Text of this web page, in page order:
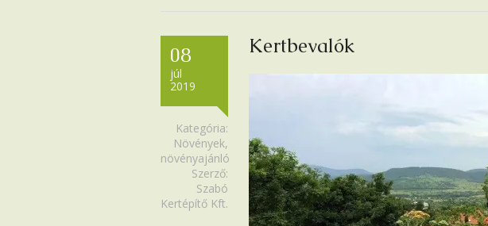
08
júl
2019
Kategória:
Növények,
növényajánló
Szerző:
Szabó
Kertépítő Kft.
Kertbevalók